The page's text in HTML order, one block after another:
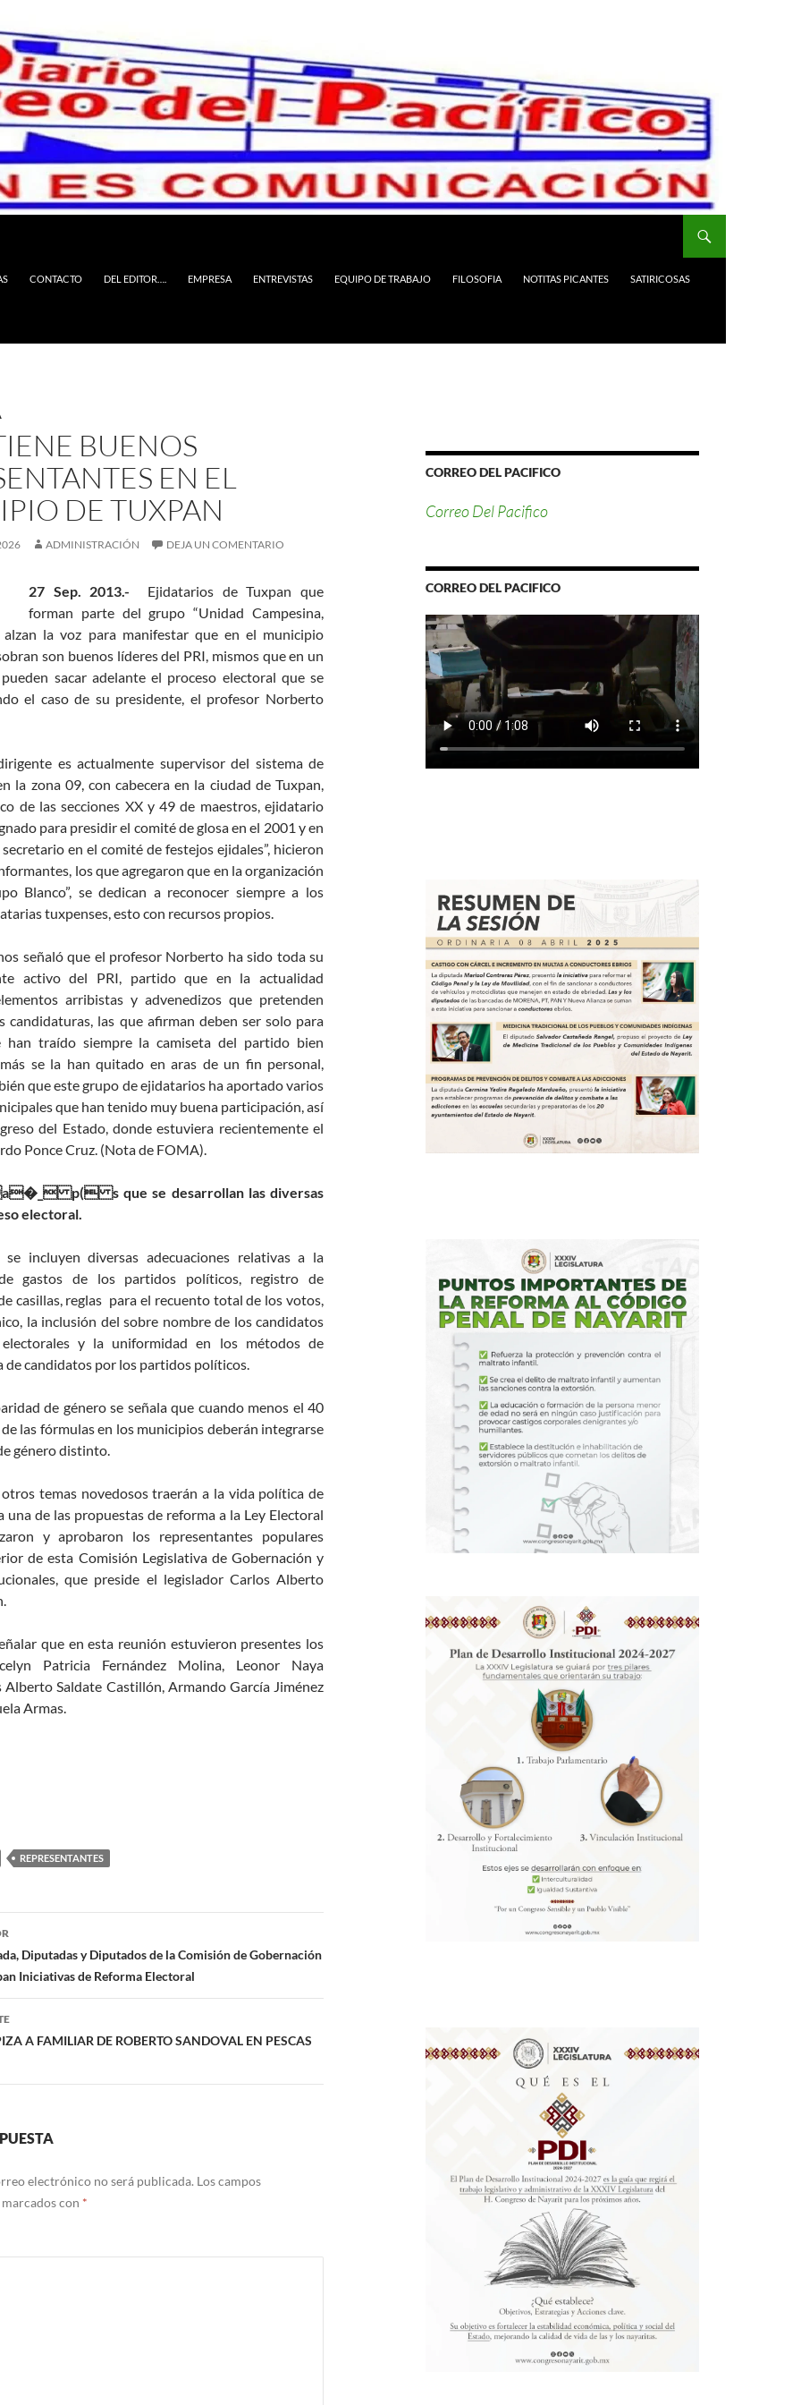
CONTACTO DEL EDITOR…. EMPRESA ENTREVISTAS EQUIPO DE TRABAJO FILOSOFIA NOTITAS PICANTES SATIRICOSAS
BUENOS
EN EL
DE TUXPAN
ADMINISTRACIÓN DEJA UN COMENTARIO
27 Sep. 2013.- Ejidatarios de Tuxpan que
forman parte del grupo “Unidad Campesina,
alzan la voz para manifestar que en el municipio
son buenos líderes del PRI, mismos que en un
sacar adelante el proceso electoral que se
el caso de su presidente, el profesor Norberto
es actualmente supervisor del sistema de
la zona 09, con cabecera en la ciudad de Tuxpan,
de las secciones XX y 49 de maestros, ejidatario
para presidir el comité de glosa en el 2001 y en
en el comité de festejos ejidales”, hicieron
los que agregaron que en la organización
Blanco”, se dedican a reconocer siempre a los
tuxpenses, esto con recursos propios.
señaló que el profesor Norberto ha sido toda su
activo del PRI, partido que en la actualidad
arribistas y advenedizos que pretenden
candidaturas, las que afirman deben ser solo para
han traído siempre la camiseta del partido bien
se la han quitado en aras de un fin personal,
que este grupo de ejidatarios ha aportado varios
que han tenido muy buena participación, así
del Estado, donde estuviera recientemente el
Ponce Cruz. (Nota de FOMA).
p( s que se desarrollan las diversas
electoral.
incluyen diversas adecuaciones relativas a la
gastos de los partidos políticos, registro de
casillas, reglas para el recuento total de los votos,
la inclusión del sobre nombre de los candidatos
y la uniformidad en los métodos de
de candidatos por los partidos políticos.
de género se señala que cuando menos el 40
las fórmulas en los municipios deberán integrarse
género distinto.
temas novedosos traerán a la vida política de
una de las propuestas de reforma a la Ley Electoral
y aprobaron los representantes populares
de esta Comisión Legislativa de Gobernación y
que preside el legislador Carlos Alberto
que en esta reunión estuvieron presentes los
Patricia Fernández Molina, Leonor Naya
Alberto Saldate Castillón, Armando García Jiménez
Armas.
REPRESENTANTES
Diputadas y Diputados de la Comisión de Gobernación
Iniciativas de Reforma Electoral
A FAMILIAR DE ROBERTO SANDOVAL EN PESCAS
electrónico no será publicada. Los campos
con *
CORREO DEL PACIFICO
Correo Del Pacifico
CORREO DEL PACIFICO